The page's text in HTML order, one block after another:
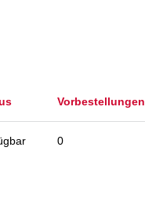
Vorbestellungen
0